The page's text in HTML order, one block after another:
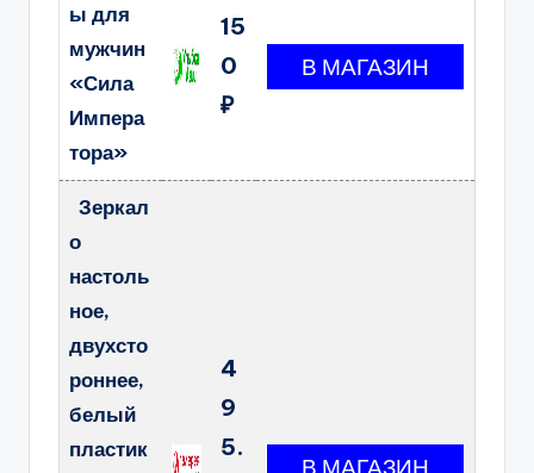
ы для
мужчин
«Сила
Импера
тора»
15
0
₽
Зеркал
о
настоль
ное,
двухсто
роннее,
белый
пластик
4
9
5.